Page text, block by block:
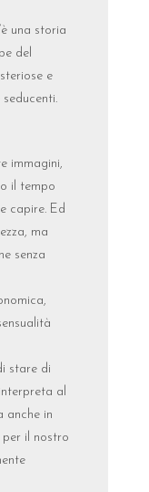
una storia
del
e
immagini,
il tempo
capire. Ed
ma
senza
stare di
al
anche in
il nostro